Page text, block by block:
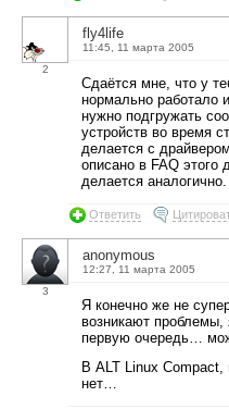
2
fly4life
11:45, 11 марта 2005
Сдаётся мне, что у
нормально работало
нужно подгружать
устройств во время
делается с
описано в FAQ
делается аналогично.
Ответить
3
anonymous
12:27, 11 марта 2005
Я конечно же не
возникают
первую очередь…
В ALT Linux
нет…